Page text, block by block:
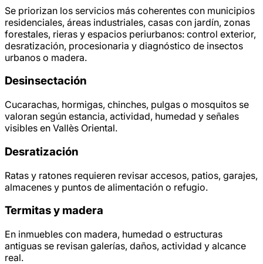
Se priorizan los servicios más coherentes con municipios
residenciales, áreas industriales, casas con jardín, zonas
forestales, rieras y espacios periurbanos: control exterior,
desratización, procesionaria y diagnóstico de insectos
urbanos o madera.
Desinsectación
Cucarachas, hormigas, chinches, pulgas o mosquitos se
valoran según estancia, actividad, humedad y señales
visibles en Vallès Oriental.
Desratización
Ratas y ratones requieren revisar accesos, patios, garajes,
almacenes y puntos de alimentación o refugio.
Termitas y madera
En inmuebles con madera, humedad o estructuras
antiguas se revisan galerías, daños, actividad y alcance
real.